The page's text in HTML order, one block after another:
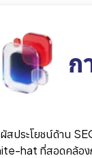
ก
สประโยชน์ด้าน
hat ที่สอดคล้อง